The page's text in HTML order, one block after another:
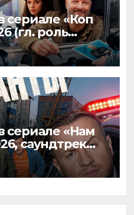
сериале «Коп
(гл. роль
сериале «Нам
саундтрек